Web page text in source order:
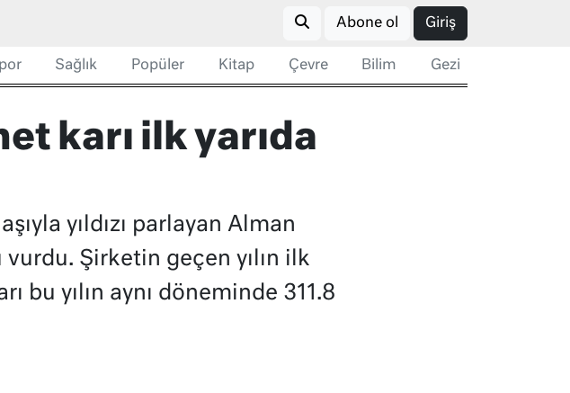
Abone ol Giriş
Sağlık Popüler Kitap Çevre Bilim Gezi
karı ilk yarıda
yıldızı parlayan Alman
Şirketin geçen yılın ilk
bu yılın aynı döneminde 311.8